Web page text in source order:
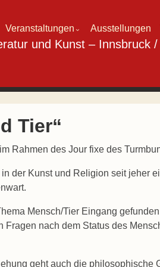
Veranstaltungen ⌄ Ausstellungen
Tier“
Rahmen des Jour fixe des
der Kunst und Religion seit jeher
Mensch/Tier Eingang
Fragen nach dem Status des
geht auch die philosophische